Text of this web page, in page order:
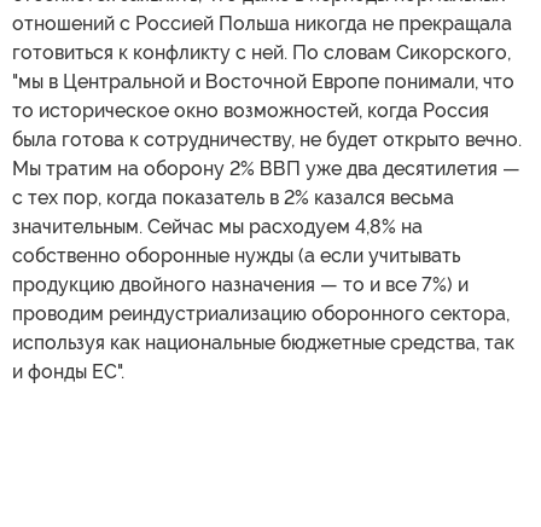
отношений с Россией Польша никогда не прекращала
готовиться к конфликту с ней. По словам Сикорского,
"мы в Центральной и Восточной Европе понимали, что
то историческое окно возможностей, когда Россия
была готова к сотрудничеству, не будет открыто вечно.
Мы тратим на оборону 2% ВВП уже два десятилетия —
с тех пор, когда показатель в 2% казался весьма
значительным. Сейчас мы расходуем 4,8% на
собственно оборонные нужды (а если учитывать
продукцию двойного назначения — то и все 7%) и
проводим реиндустриализацию оборонного сектора,
используя как национальные бюджетные средства, так
и фонды ЕС".